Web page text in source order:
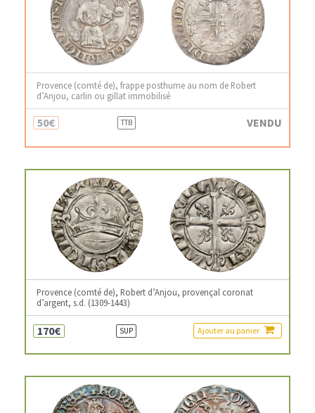
Provence (comté de), frappe posthume au nom de Robert
d’Anjou, carlin ou gillat immobilisé
50€ TTB VENDU
Provence (comté de), Robert d’Anjou, provençal coronat
d’argent, s.d. (1309-1443)
170€ SUP Ajouter au panier